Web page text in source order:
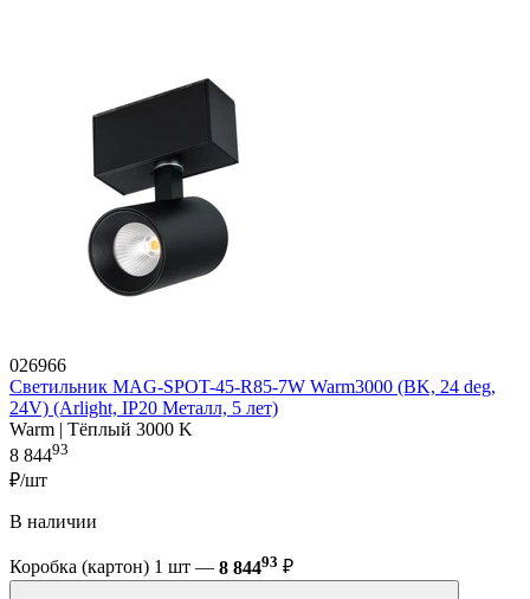
026966
Светильник MAG-SPOT-45-R85-7W Warm3000 (BK, 24 deg,
24V) (Arlight, IP20 Металл, 5 лет)
Warm | Тёплый 3000 K
8 84493
₽/шт
В наличии
Коробка (картон) 1 шт — 8 84493 ₽